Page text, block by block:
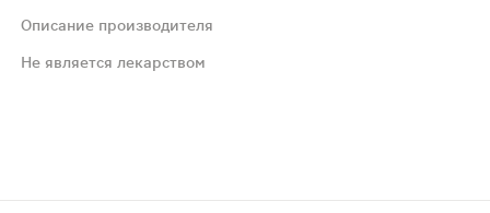
и сбалансированного солевого раствора.
Описание производителя
Не является лекарством